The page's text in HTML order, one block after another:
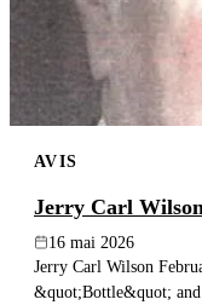
AVIS
Jerry Carl Wilson
16 mai 2026
Jerry Carl Wilson
&quot;Bottle&quot; and